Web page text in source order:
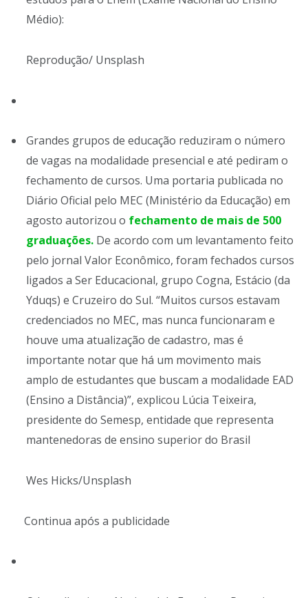
Médio):
Reprodução/ Unsplash
Grandes grupos de educação reduziram o número
de vagas na modalidade presencial e até pediram o
fechamento de cursos. Uma portaria publicada no
Diário Oficial pelo MEC (Ministério da Educação) em
agosto autorizou o fechamento de mais de 500
graduações. De acordo com um levantamento feito
pelo jornal Valor Econômico, foram fechados cursos
ligados a Ser Educacional, grupo Cogna, Estácio (da
Yduqs) e Cruzeiro do Sul. “Muitos cursos estavam
credenciados no MEC, mas nunca funcionaram e
houve uma atualização de cadastro, mas é
importante notar que há um movimento mais
amplo de estudantes que buscam a modalidade EAD
(Ensino a Distância)”, explicou Lúcia Teixeira,
presidente do Semesp, entidade que representa
mantenedoras de ensino superior do Brasil
Wes Hicks/Unsplash
Continua após a publicidade